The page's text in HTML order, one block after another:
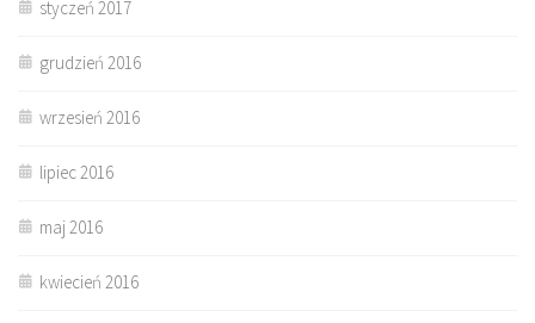
styczeń 2017
grudzień 2016
wrzesień 2016
lipiec 2016
maj 2016
kwiecień 2016